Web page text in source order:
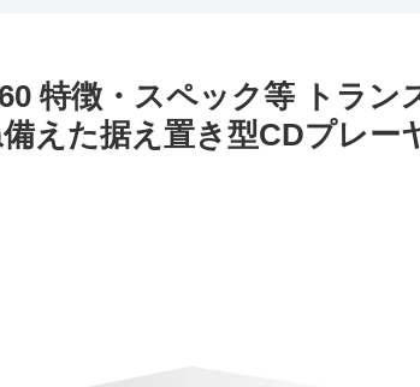
特徴・スペック等 トラン
えた据え置き型CDプレー